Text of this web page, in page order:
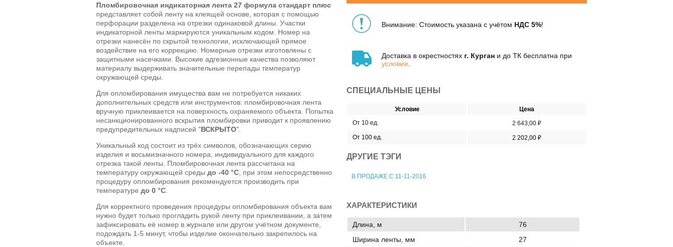
Внимание: Стоимость указана с учётом НДС 5%!
Доставка в окрестностях г. Курган и до ТК бесплатна при
условии
СПЕЦИАЛЬНЫЕ ЦЕНЫ
Условие
Цена
От 10 ед.
2 643,00 ₽
От 100 ед.
2 202,00 ₽
ДРУГИЕ ТЭГИ
В ПРОДАЖЕ С 11-11-2016
Пломбировочная индикаторная лента 27 формула стандарт плюс
представляет собой ленту на клеящей основе, которая с помощью
перфорации разделена на отрезки одинаковой длины. Участки
индикаторной ленты маркируются уникальным кодом. Номер на
отрезки нанесён по скрытой технологии, исключающей прямое
воздействие на его коррекцию. Номерные отрезки изготовлены с
защитными насечками. Высокие адгезионные качества позволяют
материалу выдерживать значительные перепады температур
окружающей среды.
Для опломбирования имущества вам не потребуется никаких
дополнительных средств или инструментов: пломбировочная лента
вручную приклеивается на поверхность охраняемого объекта. Попытка
несанкционированного вскрытия пломбировки приводит к проявлению
предупредительных надписей "ВСКРЫТО".
Уникальный код состоит из трёх символов, обозначающих серию
изделия и восьмизначного номера, индивидуального для каждого
отрезка такой ленты. Пломбировочная лента рассчитана на
температуру окружающей среды до -40 °C , при этом непосредственно
процедуру опломбирования рекомендуется производить при
температуре до 0 °C
Для корректного проведения процедуры опломбирования объекта вам
нужно будет только прогладить рукой ленту при приклеивании, а затем
зафиксировать её номер в журнале или другом учётном документе,
подождать 1-5 минут, чтобы изделие окончательно закрепилось на
объекте.
ХАРАКТЕРИСТИКИ
Длина, м
76
Ширина ленты, мм
27